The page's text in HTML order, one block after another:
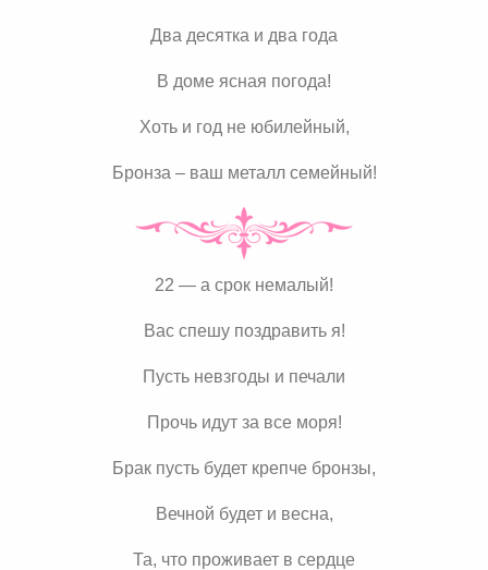
Два десятка и два года
В доме ясная погода!
Хоть и год не юбилейный,
Бронза – ваш металл семейный!
22 — а срок немалый!
Вас спешу поздравить я!
Пусть невзгоды и печали
Прочь идут за все моря!
Брак пусть будет крепче бронзы,
Вечной будет и весна,
Та, что проживает в сердце